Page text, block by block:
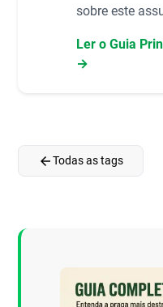
sobre este
Ler o Guia
→
arrow_backTodas as tags